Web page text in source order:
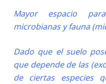
Mayor espacio
microbianas y fauna
Dado que el suelo
que depende de las
de ciertas especies